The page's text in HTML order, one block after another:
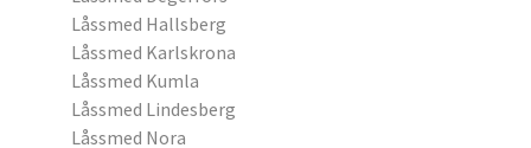
Låssmed Hallsberg
Låssmed Karlskrona
Låssmed Kumla
Låssmed Lindesberg
Låssmed Nora